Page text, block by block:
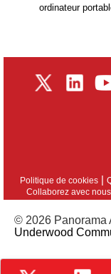
ordinateur
Politique de cookies |
Collaborez avec nous
© 2026 Panorama
Underwood